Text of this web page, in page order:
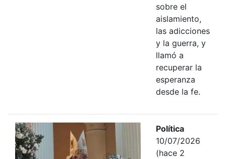
sobre el
aislamiento,
las adicciones
y la guerra, y
llamó a
recuperar la
esperanza
desde la fe.
Política
10/07/2026
(hace 2